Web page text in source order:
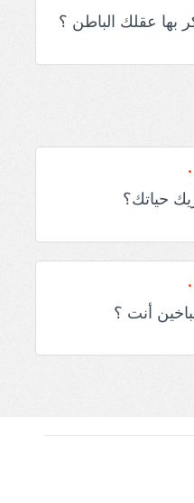
بها عقلك الباطن ؟
حياتك؟
أنت ؟